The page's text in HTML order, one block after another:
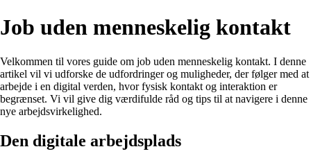
Job uden menneskelig kontakt
Velkommen til vores guide om job uden menneskelig kontakt. I denne
artikel vil vi udforske de udfordringer og muligheder, der følger med at
arbejde i en digital verden, hvor fysisk kontakt og interaktion er
begrænset. Vi vil give dig værdifulde råd og tips til at navigere i denne
nye arbejdsvirkelighed.
Den digitale arbejdsplads